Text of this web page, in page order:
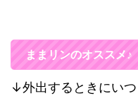
ままリンのオススメ♪
↓外出するときにい